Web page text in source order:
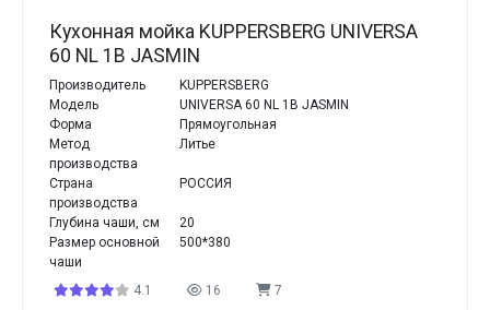
Кухонная мойка KUPPERSBERG UNIVERSA
60 NL 1B JASMIN
Производитель
KUPPERSBERG
Модель
UNIVERSA 60 NL 1B JASMIN
Форма
Прямоугольная
Метод
производства
Литье
Страна
производства
РОССИЯ
Глубина чаши, см
20
Размер основной
чаши
500*380
4.1 16 7